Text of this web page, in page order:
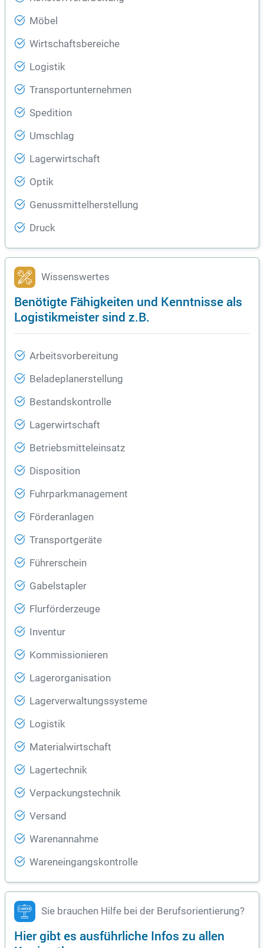
Möbel
Wirtschaftsbereiche
Logistik
Transportunternehmen
Spedition
Umschlag
Lagerwirtschaft
Optik
Genussmittelherstellung
Druck
Wissenswertes
Benötigte Fähigkeiten und Kenntnisse als
Logistikmeister sind z.B.
Arbeitsvorbereitung
Beladeplanerstellung
Bestandskontrolle
Lagerwirtschaft
Betriebsmitteleinsatz
Disposition
Fuhrparkmanagement
Förderanlagen
Transportgeräte
Führerschein
Gabelstapler
Flurförderzeuge
Inventur
Kommissionieren
Lagerorganisation
Lagerverwaltungssysteme
Logistik
Materialwirtschaft
Lagertechnik
Verpackungstechnik
Versand
Warenannahme
Wareneingangskontrolle
Sie brauchen Hilfe bei der Berufsorientierung?
Hier gibt es ausführliche Infos zu allen